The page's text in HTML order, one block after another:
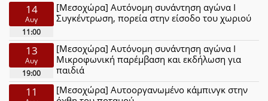
14
Αυγ
11:00
[Μεσοχώρα] Αυτόνομη συνάντηση αγώνα Ι
Συγκέντρωση, πορεία στην είσοδο του χωριού
13
Αυγ
19:00
[Μεσοχώρα] Αυτόνομη συνάντηση αγώνα Ι
Μικροφωνική παρέμβαση και εκδήλωση για
παιδιά
11
[Μεσοχώρα] Αυτοοργανωμένο κάμπινγκ στην